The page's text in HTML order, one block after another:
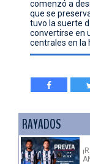
comenzó a
que se
tuvo la suerte
convertirse en
centrales en la
RAYADOS